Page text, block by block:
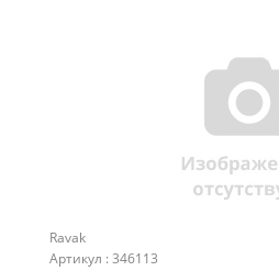
Ravak
Артикул : 346113